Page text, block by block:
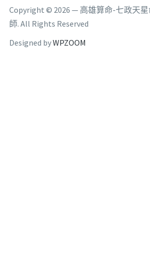
Copyright © 2026 — 高雄算命-七政天
師. All Rights Reserved
Designed byWPZOOM